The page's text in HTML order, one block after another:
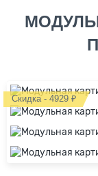
Скидка - 4929 ₽